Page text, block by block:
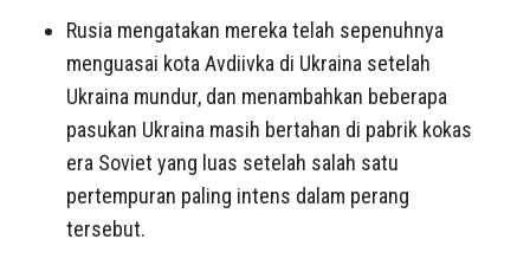
Rusia mengatakan mereka telah sepenuhnya
menguasai kota Avdiivka di Ukraina setelah
Ukraina mundur, dan menambahkan beberapa
pasukan Ukraina masih bertahan di pabrik kokas
era Soviet yang luas setelah salah satu
pertempuran paling intens dalam perang
tersebut.